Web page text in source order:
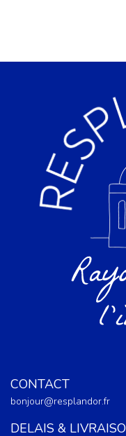
CONTACT
bonjour@resplandor.fr
DELAIS &